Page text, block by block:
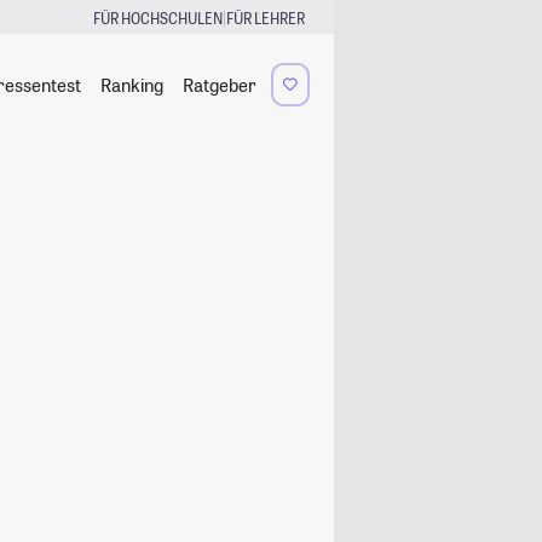
FÜR HOCHSCHULEN|FÜR LEHRER
Ranking Ratgeber